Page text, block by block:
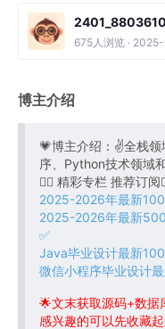
675人浏览 ·
博主介绍
💗博主介绍：✌全栈
序、Python技术领域
👇🏻 精彩专栏 推荐订阅
2025-2026年最新
2025-2026年最新
✅
Java毕业设计最新
微信小程序毕业设计
🌟文末获取源码+数据
感兴趣的可以先收藏